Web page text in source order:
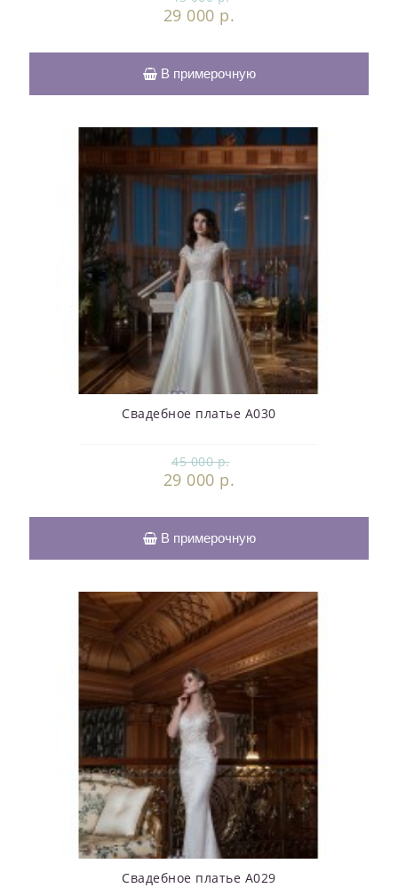
29 000 р.
В примерочную
Свадебное платье А030
45 000 р.
29 000 р.
В примерочную
Свадебное платье А029